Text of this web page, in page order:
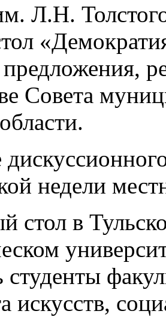
Л.Н. Толстого
предложения,
Совета
недели
стол в
студенты
искусств,